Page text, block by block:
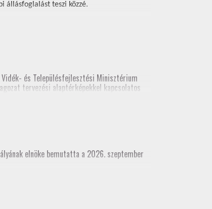
állásfoglalást teszi közzé.
és Településfejlesztési Minisztérium
tervezési alaptérképekkel kapcsolatos
A legutolsó előadás
és földhivatali területről), építész kamara
területről), építész kamara részvételével
részvételével)
elnöke bemutatta a 2026. szeptember